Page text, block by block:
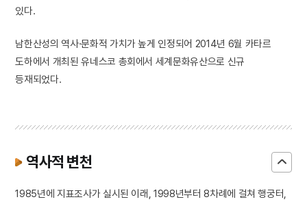
있다.
남한산성의 역사·문화적 가치가 높게 인정되어 2014년 6월 카타르
도하에서 개최된 유네스코 총회에서 세계문화유산으로 신규
등재되었다.
역사적 변천
1985년에 지표조사가 실시된 이래, 1998년부터 8차례에 걸쳐 행궁터,